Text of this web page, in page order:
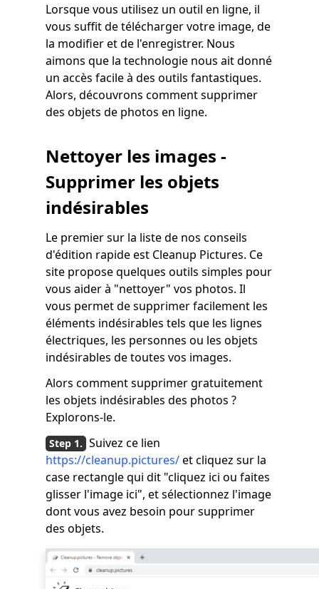
Lorsque vous utilisez un outil en ligne, il
vous suffit de télécharger votre image, de
la modifier et de l'enregistrer. Nous
aimons que la technologie nous ait donné
un accès facile à des outils fantastiques.
Alors, découvrons comment supprimer
des objets de photos en ligne.
Nettoyer les images -
Supprimer les objets
indésirables
Le premier sur la liste de nos conseils
d'édition rapide est Cleanup Pictures. Ce
site propose quelques outils simples pour
vous aider à "nettoyer" vos photos. Il
vous permet de supprimer facilement les
éléments indésirables tels que les lignes
électriques, les personnes ou les objets
indésirables de toutes vos images.
Alors comment supprimer gratuitement
les objets indésirables des photos ?
Explorons-le.
Suivez ce lien
https://cleanup.pictures/et cliquez sur la
case rectangle qui dit "cliquez ici ou faites
glisser l'image ici", et sélectionnez l'image
dont vous avez besoin pour supprimer
des objets.